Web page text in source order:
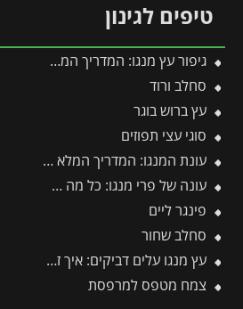
טיפים לגינון
גיפור עץ מנגו: המדריך המקצועי לטיפול בקימחון, הגדלת היבול ודרכי יישום יעילות
סחלב ורוד
עץ ברוש בוגר
סוגי עצי תפוזים
עונת המנגו: המדריך המלא לפרי, שתילה, גיזום ודישון לאורך השנה
עונה של פרי מנגו: כל מה שצריך לדעת על מועדי ההבשלה, הקטיף וההנבה
פינגר ליים
סחלב שחור
עץ מנגו עלים דביקים: איך זה נגרם, מהם הנזקים וכיצד מטפלים בהצלחה?
צמח מטפס למרפסת